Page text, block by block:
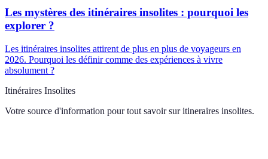
Les mystères des itinéraires insolites : pourquoi les
explorer ?
Les itinéraires insolites attirent de plus en plus de voyageurs en
2026. Pourquoi les définir comme des expériences à vivre
absolument ?
Itinéraires Insolites
Votre source d'information pour tout savoir sur itineraires insolites.